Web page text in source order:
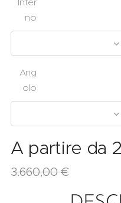
no
Ang
olo
A partire da
3.660,00€